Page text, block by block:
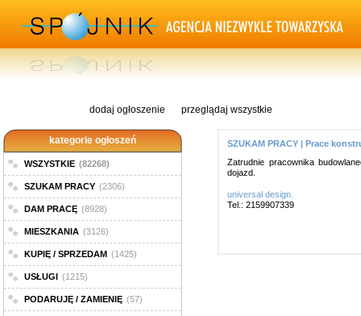
dodaj ogłoszenie przeglądaj wszystkie
kategorie ogłoszeń
WSZYSTKIE (82268)
SZUKAM PRACY (2306)
DAM PRACĘ (8928)
MIESZKANIA (3126)
KUPIĘ / SPRZEDAM (1425)
USŁUGI (1215)
PODARUJĘ / ZAMIENIĘ (57)
SZUKAM PRACY | Prace
Zatrudnie pracownika
dojazd.
universal design.
Tel.: 2159907339